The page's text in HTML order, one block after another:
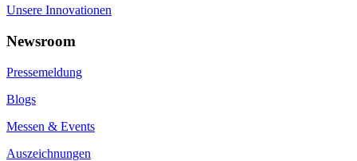
Unsere Innovationen
Newsroom
Pressemeldung
Blogs
Messen & Events
Auszeichnungen